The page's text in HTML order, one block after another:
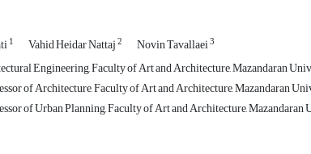
1 Vahid Heidar Nattaj2 Novin Tavallaei3
Engineering, Faculty of Art and Architecture, Mazandaran
of Architecture, Faculty of Art and Architecture, Mazandaran
of Urban Planning, Faculty of Art and Architecture, Mazandaran